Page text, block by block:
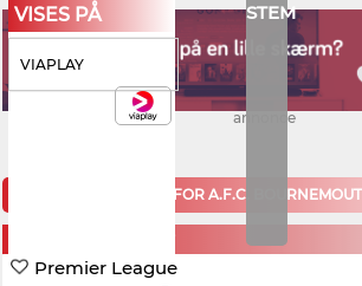
STEM
VISES PÅ
VIAPLAY
annonce
KOMMENDE KAMPE FOR A.F.C.
Premier League